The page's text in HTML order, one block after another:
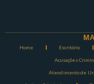
Home Escritório
Acusações
Atendimento de